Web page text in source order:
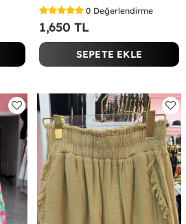
0 Değerlendirme
1,650 TL
SEPETE EKLE